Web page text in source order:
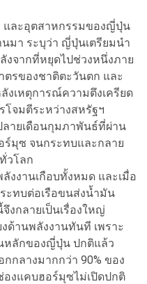
และอุตสาหกรรมของญี่ปุ่น
มา ระบุว่า ญี่ปุ่นเตรียมนำ
งจากที่หยุดไปช่วงหนึ่งภาย
ตรของชาติตะวันตก และ
งเหตุการณ์ความตึงเครียด
โจมตีระหว่างสหรัฐฯ
ลายเดือนกุมภาพันธ์ที่ผ่าน
ร์มุซ จนกระทบและกลาย
วโลก
งงานเกือบทั้งหมด และเมื่อ
ะทบต่อเรือขนส่งน้ำมัน
งกลายเป็นเรื่องใหญ่
ด้านพลังงานทันที เพราะ
หลักของญี่ปุ่น ปกติแล้ว
กลางมากกว่า 90% ของ
งแคบฮอร์มุซไม่เปิดปกติ